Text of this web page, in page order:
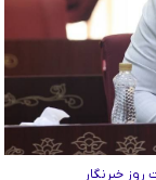
خبرنگار